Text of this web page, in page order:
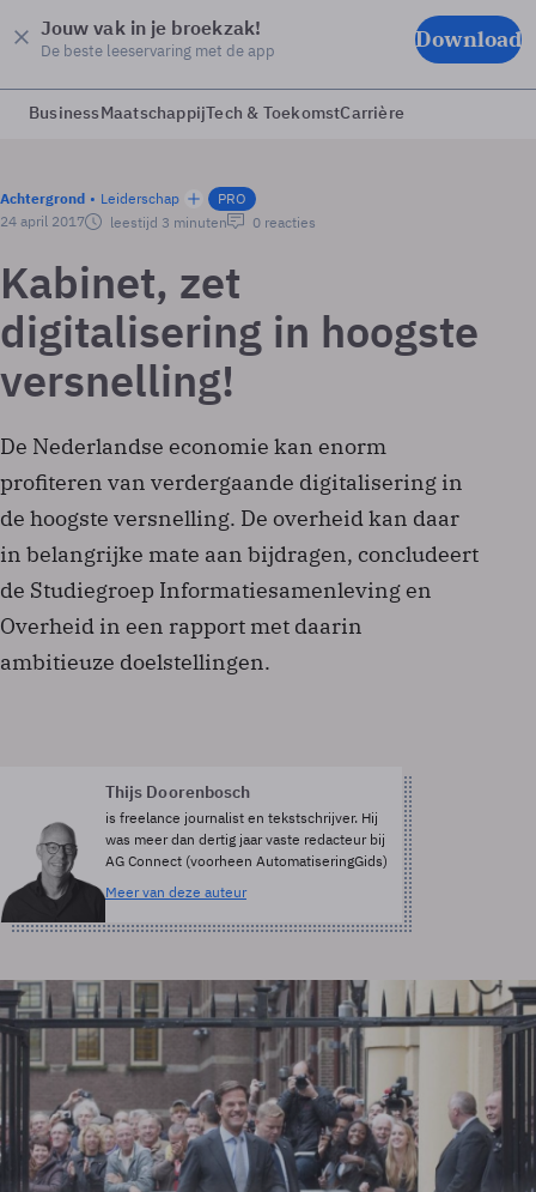
Jouw vak in je broekzak!
De beste leeservaring met de app Download
BusinessMaatschappijTech & ToekomstCarrière
Achtergrond Leiderschap
PRO
24 april 2017
leestijd 3 minuten 0 reacties
Kabinet, zet
digitalisering in hoogste
versnelling!
De Nederlandse economie kan enorm
profiteren van verdergaande digitalisering in
de hoogste versnelling. De overheid kan daar
in belangrijke mate aan bijdragen, concludeert
de Studiegroep Informatiesamenleving en
Overheid in een rapport met daarin
ambitieuze doelstellingen.
Thijs Doorenbosch
is freelance journalist en tekstschrijver. Hij
was meer dan dertig jaar vaste redacteur bij
AG Connect (voorheen AutomatiseringGids)
Meer van deze auteur